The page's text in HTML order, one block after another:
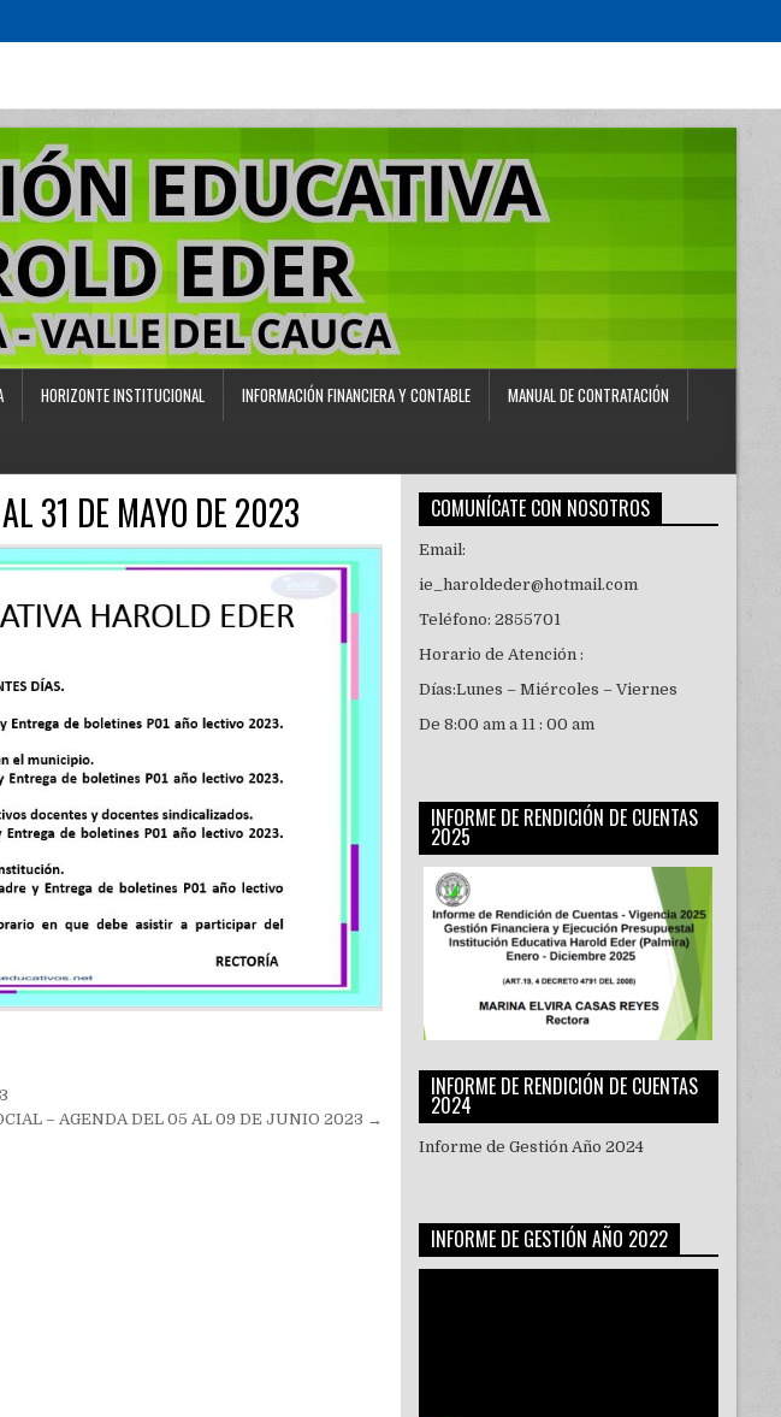
HORIZONTE INSTITUCIONAL INFORMACIÓN FINANCIERA Y CONTABLE MANUAL DE CONTRATACIÓN
31 DE MAYO DE 2023
– AGENDA DEL 05 AL 09 DE JUNIO 2023 →
COMUNÍCATE CON NOSOTROS
Email:
ie_haroldeder@hotmail.com
Teléfono: 2855701
Horario de Atención :
Días:Lunes – Miércoles – Viernes
De 8:00 am a 11 : 00 am
INFORME DE RENDICIÓN DE CUENTAS
2025
INFORME DE RENDICIÓN DE CUENTAS
2024
Informe de Gestión Año 2024
INFORME DE GESTIÓN AÑO 2022